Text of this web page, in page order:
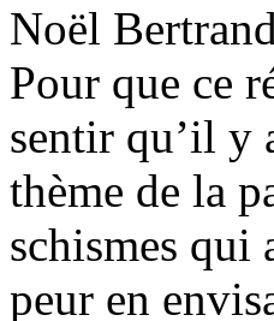
Noël
Pour que ce
sentir qu’il y
thème de la
schismes qui
peur en